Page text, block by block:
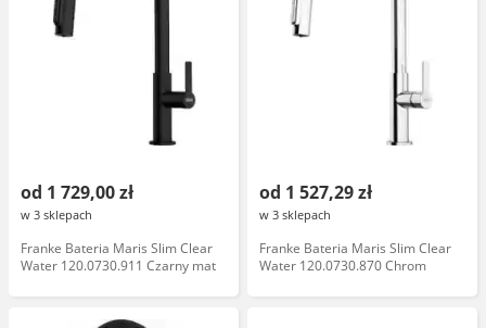
od 1 729,00 zł
w 3 sklepach
Franke Bateria Maris Slim Clear
Water 120.0730.911 Czarny mat
od 1 527,29 zł
w 3 sklepach
Franke Bateria Maris Slim Clear
Water 120.0730.870 Chrom